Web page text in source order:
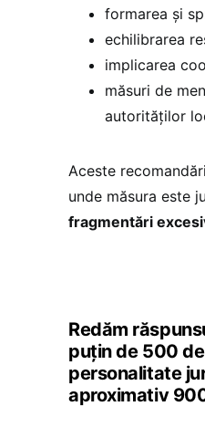
formarea și
echilibrarea
implicarea
măsuri de
autorităților
Aceste
unde măsura este
fragmentări
Redăm
puțin de 500
personalitate
aproximativ